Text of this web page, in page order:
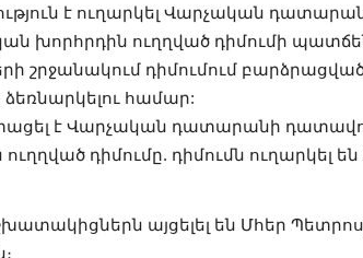
է ուղարկել Վարչական
խորհրդին ուղղված դիմումի
շրջանակում դիմումում
համար:
է Վարչական դատարանի
դիմումը. դիմումն ուղարկել
այցելել են Մհեր